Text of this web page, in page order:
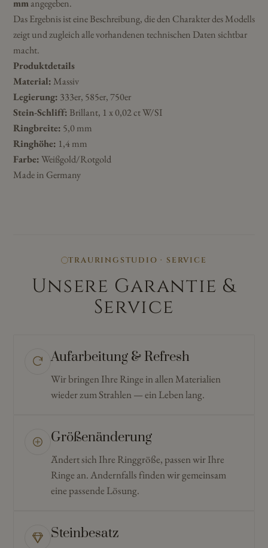
mmangegeben.
Das Ergebnis ist eine Beschreibung, die den Charakter des Modells
zeigt und zugleich alle vorhandenen technischen Daten sichtbar
macht.
Produktdetails
Material: Massiv
Legierung: 333er, 585er, 750er
Stein-Schliff: Brillant, 1 x 0,02 ct W/SI
Ringbreite: 5,0 mm
Ringhöhe: 1,4 mm
Farbe:Weißgold/Rotgold
Made in Germany
TRAURINGSTUDIO · SERVICE
Unsere Garantie &
Service
Aufarbeitung & Refresh
Wir bringen Ihre Ringe in allen Materialien
wieder zum Strahlen — ein Leben lang.
Größenänderung
Ändert sich Ihre Ringgröße, passen wir Ihre
Ringe an. Andernfalls finden wir gemeinsam
eine passende Lösung.
Steinbesatz